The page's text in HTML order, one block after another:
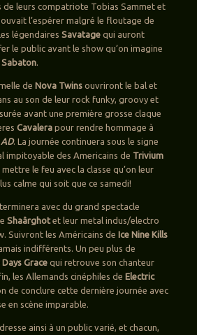
de leurs compatriote Tobias Sammet et
l’espérer malgré le floutage de
légendaires Savatagequi auront
le public avant le show qu’on imagine
Sabaton.
de Nova Twinsouvriront le bal et
au son de leur rock funky, groovy et
avant une première grosse claque
Cavalera pour rendre hommage à
. La journée continuera sous le signe
impitoyable des Americains de Trivium
mettre le feu avec la classe qu’on leur
calme qui soit que ce samedi!
avec du grand spectacle
Shaârghotet leur metal indus/electro
Suivront les Américains de Ice Nine Kills
indifférents. Un peu plus de
Gracequi retrouve son chanteur
les Allemands cinéphiles de Electric
de conclure cette dernière journée avec
en scène imparable.
ainsi à un public varié, et chacun,